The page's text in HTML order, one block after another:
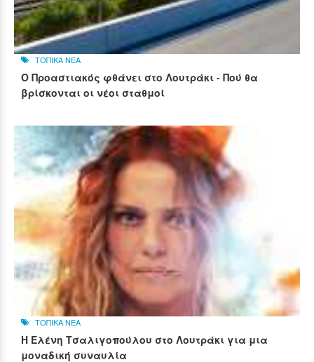
ΤΟΠΙΚΑ ΝΕΑ
Ο Προαστιακός φθάνει στο Λουτράκι - Πού θα
βρίσκονται οι νέοι σταθμοί
ΤΟΠΙΚΑ ΝΕΑ
Η Ελένη Τσαλιγοπούλου στο Λουτράκι για μια
μοναδική συναυλία